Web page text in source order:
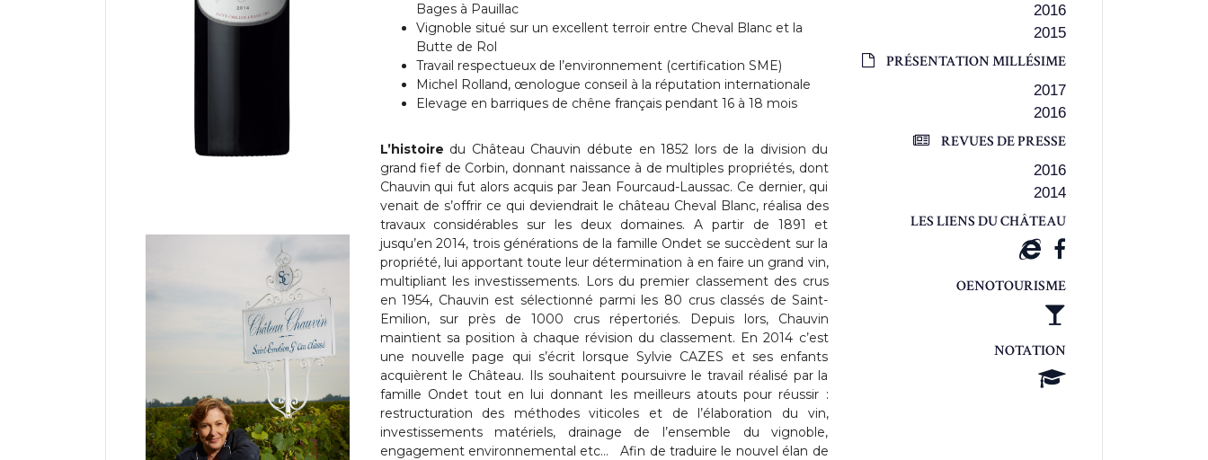
Bages à Pauillac
Vignoble situé sur un excellent terroir entre Cheval Blanc et la
Butte de Rol
Travail respectueux de l’environnement (certification SME)
Michel Rolland, œnologue conseil à la réputation internationale
Elevage en barriques de chêne français pendant 16 à 18 mois
L’histoire du Château Chauvin débute en 1852 lors de la division du
grand fief de Corbin, donnant naissance à de multiples propriétés, dont
Chauvin qui fut alors acquis par Jean Fourcaud-Laussac. Ce dernier, qui
venait de s’offrir ce qui deviendrait le château Cheval Blanc, réalisa des
travaux considérables sur les deux domaines. A partir de 1891 et
jusqu’en 2014, trois générations de la famille Ondet se succèdent sur la
propriété, lui apportant toute leur détermination à en faire un grand vin,
multipliant les investissements. Lors du premier classement des crus
en 1954, Chauvin est sélectionné parmi les 80 crus classés de Saint-
Emilion, sur près de 1000 crus répertoriés. Depuis lors, Chauvin
maintient sa position à chaque révision du classement. En 2014 c’est
une nouvelle page qui s’écrit lorsque Sylvie CAZES et ses enfants
acquièrent le Château. Ils souhaitent poursuivre le travail réalisé par la
famille Ondet tout en lui donnant les meilleurs atouts pour réussir :
restructuration des méthodes viticoles et de l’élaboration du vin,
investissements matériels, drainage de l’ensemble du vignoble,
engagement environnemental etc… Afin de traduire le nouvel élan de
2016
2015
PRÉSENTATION MILLÉSIME
2017
2016
REVUES DE PRESSE
2016
2014
LES LIENS DU CHÂTEAU
OENOTOURISME
NOTATION